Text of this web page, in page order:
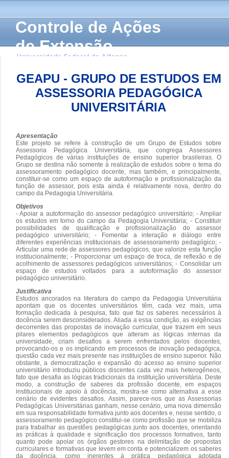
Controle de Ações
de Extensão
Universidade Federal de Alfenas
GEAPU - GRUPO DE ESTUDOS EM
ASSESSORIA PEDAGÓGICA
UNIVERSITÁRIA
Apresentação
Este projeto se refere à construção de um Grupo de Estudos sobre
Assessoria Pedagógica Universitária, que congrega Assessores
Pedagógicos de várias instituições de ensino superior brasileiras. O
Grupo se destina não somente à realização de estudos sobre o tema do
assessoramento pedagógico docente, mas também, e principalmente,
constituir-se como um espaço de autoformação e profissionalização da
função de assessor, pois esta ainda é relativamente nova, dentro do
campo da Pedagogia Universitária.
Objetivos
- Apoiar a autoformação do assessor pedagógico universitário; - Ampliar
os estudos em torno do campo da Pedagogia Universitária; - Constituir
possibilidades de qualificação e profissionalização do assessor
pedagógico universitário; - Fomentar a interação e diálogo entre
diferentes experiências institucionais de assessoramento pedagógico; -
Articular uma rede de assessores pedagógicos, que valorize esta função
institucionalmente; - Proporcionar um espaço de troca, de reflexão e de
acolhimento de assessores pedagógicos universitários; - Consolidar um
espaço de estudos voltados para a autoformação do assessor
pedagógico universitário.
Justificativa
Estudos ancorados na literatura do campo da Pedagogia Universitária
apontam que os docentes universitários têm, cada vez mais, uma
formação dedicada à pesquisa, fato que faz os saberes necessários à
docência serem desconsiderados. Aliada a essa condição, as exigências
decorrentes das propostas de inovação curricular, que trazem em seus
pilares elementos pedagógicos que alteram as lógicas internas da
universidade, criam desafios a serem enfrentados pelos docentes,
provocando-os e os implicando em processos de inovação pedagógica,
questão cada vez mais presente nas instituições de ensino superior. Não
obstante, a democratização e expansão do acesso ao ensino superior
universitário introduziu públicos discentes cada vez mais heterogêneos,
fato que desafia as lógicas tradicionais da instituição universitária. Deste
modo, a construção de saberes da profissão docente, em espaços
institucionais de apoio à docência, mostra-se como alternativa a esse
cenário de evidentes desafios. Assim, parece-nos que as Assessorias
Pedagógicas Universitárias ganham, nesse cenário, uma nova dimensão
em sua responsabilidade formativa junto aos docentes e, nesse sentido, o
assessoramento pedagógico constitui-se como profissão que se mobiliza
para trabalhar as questões pedagógicas junto aos docentes, orientando
as práticas à qualidade e significação dos processos formativos, tanto
quanto pode apoiar os órgãos gestores na delimitação de propostas
curriculares e formativas que levem em conta e potencializem os saberes
da docência, como inerentes à prática pedagógica adotada